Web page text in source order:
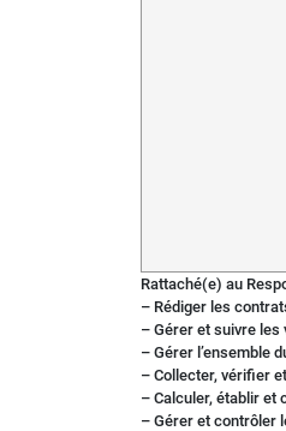
Rattaché(e) au
– Rédiger les
– Gérer et suivre
– Gérer l’ensemble
– Collecter, vérifier
– Calculer, établir et
– Gérer et contrôler